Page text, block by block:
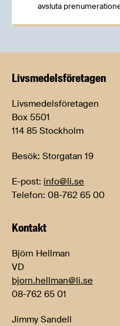
avsluta
Livsmedels­företagen
Livsmedelsföretagen
Box 5501
114 85 Stockholm
Besök: Storgatan 19
E-post: info@li.se
Telefon: 08-762 65 00
Kontakt
Björn Hellman
VD
bjorn.hellman@li.se
08-762 65 01
Jimmy Sandell